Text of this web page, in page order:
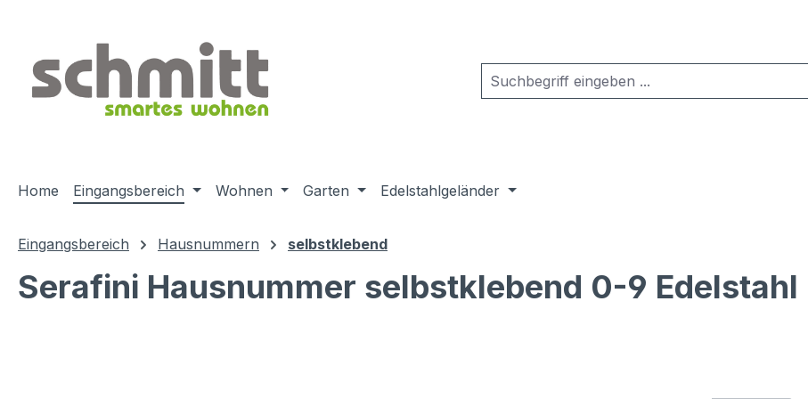
Home Eingangsbereich Wohnen Garten Edelstahlgeländer
Eingangsbereich Hausnummern selbstklebend
Serafini Hausnummer selbstklebend 0-9 Edelstahl